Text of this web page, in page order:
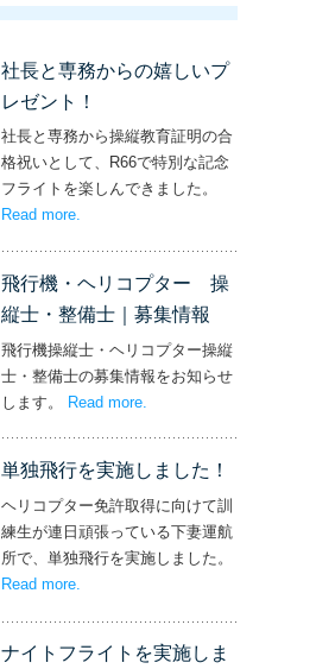
社長と専務からの嬉しいプ
レゼント！
社長と専務から操縦教育証明の合
格祝いとして、R66で特別な記念
フライトを楽しんできました。
Read more– ‘社長と専務からの嬉しいプレゼン
.
飛行機・ヘリコプター 操
縦士・整備士｜募集情報
飛行機操縦士・ヘリコプター操縦
士・整備士の募集情報をお知らせ
します。 Read more
単独飛行を実施しました！
ヘリコプター免許取得に向けて訓
練生が連日頑張っている下妻運航
所で、単独飛行を実施しました。
Read more
ナイトフライトを実施しま